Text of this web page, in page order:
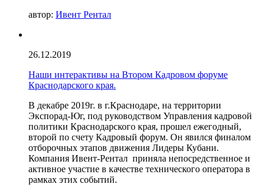
автор: Ивент Рентал
26.12.2019
Наши интерактивы на Втором Кадровом форуме
Краснодарского края.
В декабре 2019г. в г.Краснодаре, на территории
Экспорад-Юг, под руководством Управления кадровой
политики Краснодарского края, прошел ежегодный,
второй по счету Кадровый форум. Он явился финалом
отборочных этапов движения Лидеры Кубани.
Компания Ивент-Рентал приняла непосредственное и
активное участие в качестве технического оператора в
рамках этих событий.